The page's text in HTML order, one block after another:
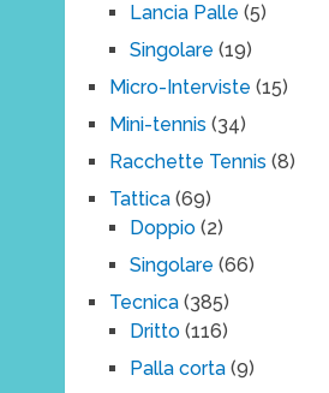
Lancia Palle (5)
Singolare (19)
Micro-Interviste (15)
Mini-tennis (34)
Racchette Tennis (8)
Tattica(69)
Doppio(2)
Singolare (66)
Tecnica(385)
Dritto(116)
Palla corta(9)